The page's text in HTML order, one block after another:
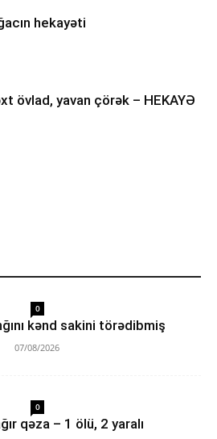
hekayəti
övlad, yavan çörək – HEKAYƏ
0
kənd sakini törədibmiş
07/08/2026
0
qəza – 1 ölü, 2 yaralı